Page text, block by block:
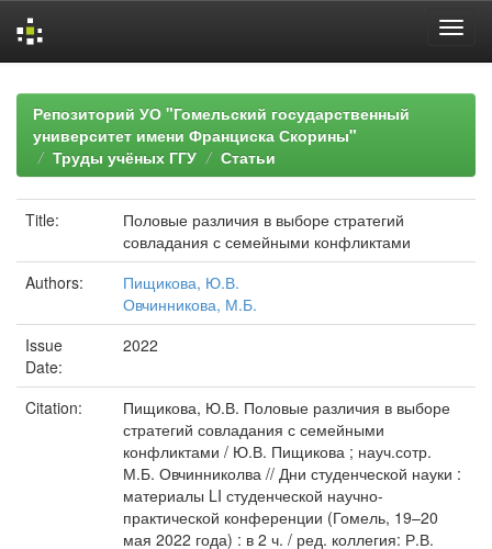
navigationРепозиторий УО "Гомельский государственный
университет имени Франциска Скорины"
Труды учёных ГГУ
Статьи
Title:
Половые различия в выборе стратегий
совладания с семейными конфликтами
Authors:
Пищикова, Ю.В.
Овчинникова, М.Б.
Issue
Date:
2022
Citation:
Пищикова, Ю.В. Половые различия в выборе
стратегий совладания с семейными
конфликтами / Ю.В. Пищикова ; науч.сотр.
М.Б. Овчинниколва // Дни студенческой науки :
материалы LI студенческой научно-
практической конференции (Гомель, 19–20
мая 2022 года) : в 2 ч. / ред. коллегия: Р.В.